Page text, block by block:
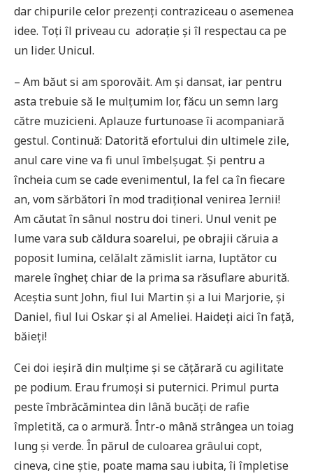
dar chipurile celor prezenți contraziceau o asemenea
idee. Toți îl priveau cu adorație și îl respectau ca pe
un lider. Unicul.
– Am băut si am sporovăit. Am și dansat, iar pentru
asta trebuie să le mulțumim lor, făcu un semn larg
către muzicieni. Aplauze furtunoase îi acompaniară
gestul. Continuă: Datorită efortului din ultimele zile,
anul care vine va fi unul îmbelșugat. Și pentru a
încheia cum se cade evenimentul, la fel ca în fiecare
an, vom sărbători în mod tradițional venirea Iernii!
Am căutat în sânul nostru doi tineri. Unul venit pe
lume vara sub căldura soarelui, pe obrajii căruia a
poposit lumina, celălalt zămislit iarna, luptător cu
marele îngheț chiar de la prima sa răsuflare aburită.
Aceștia sunt John, fiul lui Martin și a lui Marjorie, și
Daniel, fiul lui Oskar și al Ameliei. Haideți aici în față,
băieți!
Cei doi ieșiră din mulțime și se cățărară cu agilitate
pe podium. Erau frumoși si puternici. Primul purta
peste îmbrăcămintea din lână bucăți de rafie
împletită, ca o armură. Într-o mână strângea un toiag
lung și verde. În părul de culoarea grâului copt,
cineva, cine știe, poate mama sau iubita, îi împletise